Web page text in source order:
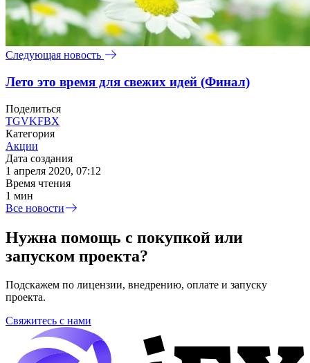
Следующая новость
Лето это время для свежих идей (Финал)
Поделиться
TGVKFBX
Категория
Акции
Дата создания
1 апреля 2020, 07:12
Время чтения
1 мин
Все новости
Нужна помощь с покупкой или
запуском проекта?
Подскажем по лицензии, внедрению, оплате и запуску
проекта.
Свяжитесь с нами